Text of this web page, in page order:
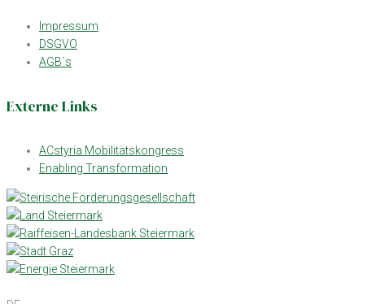
Impressum
DSGVO
AGB´s
Externe Links
ACstyria Mobilitätskongress
Enabling Transformation